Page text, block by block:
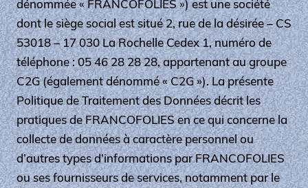
dénommée « FRANCOFOLIES ») est une société
dont le siège social est situé 2, rue de la désirée – CS
53018 – 17 030 La Rochelle Cedex 1, numéro de
téléphone : 05 46 28 28 28, appartenant au groupe
C2G (également dénommé « C2G »). La présente
Politique de Traitement des Données décrit les
pratiques de FRANCOFOLIES en ce qui concerne la
collecte de données à caractère personnel ou
d’autres types d’informations par FRANCOFOLIES
ou ses fournisseurs de services, notamment par le